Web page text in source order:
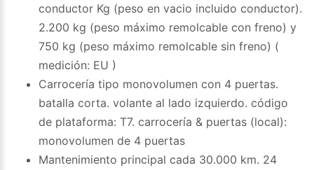
conductor Kg (peso en vacio incluido conductor).
2.200 kg (peso máximo remolcable con freno) y
750 kg (peso máximo remolcable sin freno) (
medición: EU )
Carrocería tipo monovolumen con 4 puertas.
batalla corta. volante al lado izquierdo. código
de plataforma: T7. carrocería & puertas (local):
monovolumen de 4 puertas
Mantenimiento principal cada 30.000 km. 24